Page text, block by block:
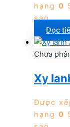
hạng 0
sao
Đọc
Chưa
Xy
Được
hạng 0